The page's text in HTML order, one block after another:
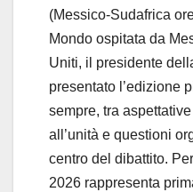
(Messico-Sudafrica
Mondo ospitata da
Uniti, il presidente
presentato l’edizione
sempre, tra
all’unità e questioni
centro del dibattito.
2026 rappresenta